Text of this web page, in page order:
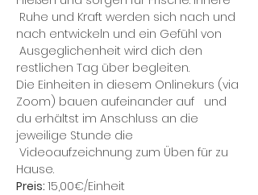
Ruhe und Kraft werden sich nach und
nach entwickeln und ein Gefühl von
Ausgeglichenheit wird dich den
restlichen Tag über begleiten.
Die Einheiten in diesem Onlinekurs (via
Zoom) bauen aufeinander auf   und
du erhältst im Anschluss an die
jeweilige Stunde die
Videoaufzeichnung zum Üben für zu
Hause.
Preis: 15,00€/Einheit